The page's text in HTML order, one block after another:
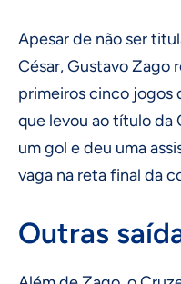
Apesar de não ser
César, Gustavo Zago
primeiros cinco jogos
que levou ao título da
um gol e deu uma
vaga na reta final da
Outras